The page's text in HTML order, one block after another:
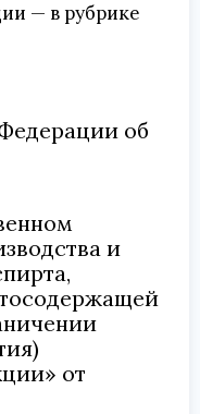
— в рубрике
об
и
от